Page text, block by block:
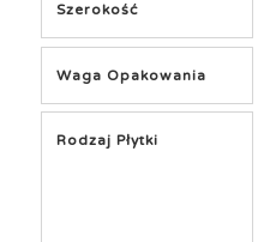
Szerokość
Waga Opakowania
Rodzaj Płytki